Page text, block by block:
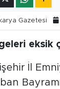
Gazetesi
eksik
İl